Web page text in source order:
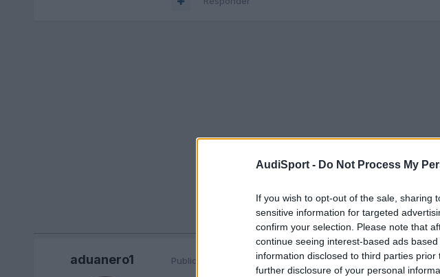
AudiSport - Do Not Process My
If you wish to opt-out of the sale, sharing
sensitive information for targeted
confirm your selection. Please note that
continue seeing interest-based ads
information disclosed to third parties
further disclosure of your personal
aduanero1 Publicado 27 de Febrero del 2005